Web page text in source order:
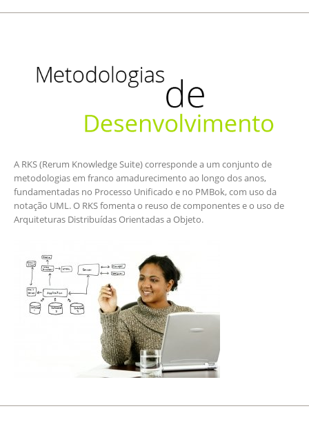
A RKS (Rerum Knowledge Suite) corresponde a um conjunto de
metodologias em franco amadurecimento ao longo dos anos,
fundamentadas no Processo Unificado e no PMBok, com uso da
notação UML. O RKS fomenta o reuso de componentes e o uso de
Arquiteturas Distribuídas Orientadas a Objeto.